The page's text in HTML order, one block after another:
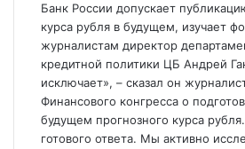
Банк России допускает
курса рубля в будущем, изучает
журналистам директор
кредитной политики ЦБ Андрей
исключает», – сказал он
Финансового конгресса о
будущем прогнозного курса
готового ответа. Мы активно